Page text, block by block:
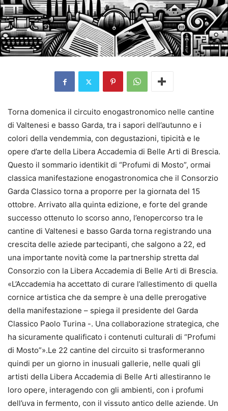
Torna domenica il circuito enogastronomico nelle cantine
di Valtenesi e basso Garda, tra i sapori dell’autunno e i
colori della vendemmia, con degustazioni, tipicità e le
opere d’arte della Libera Accademia di Belle Arti di Brescia.
Questo il sommario identikit di “Profumi di Mosto”, ormai
classica manifestazione enogastronomica che il Consorzio
Garda Classico torna a proporre per la giornata del 15
ottobre. Arrivato alla quinta edizione, e forte del grande
successo ottenuto lo scorso anno, l’enopercorso tra le
cantine di Valtenesi e basso Garda torna registrando una
crescita delle aziede partecipanti, che salgono a 22, ed
una importante novità come la partnership stretta dal
Consorzio con la Libera Accademia di Belle Arti di Brescia.
«L’Accademia ha accettato di curare l’allestimento di quella
cornice artistica che da sempre è una delle prerogative
della manifestazione – spiega il presidente del Garda
Classico Paolo Turina -. Una collaborazione strategica, che
ha sicuramente qualificato i contenuti culturali di “Profumi
di Mosto”».Le 22 cantine del circuito si trasformeranno
quindi per un giorno in inusuali gallerie, nelle quali gli
artisti della Libera Accademia di Belle Arti allestiranno le
loro opere, interagendo con gli ambienti, con i profumi
dell’uva in fermento, con il vissuto antico delle aziende. Un